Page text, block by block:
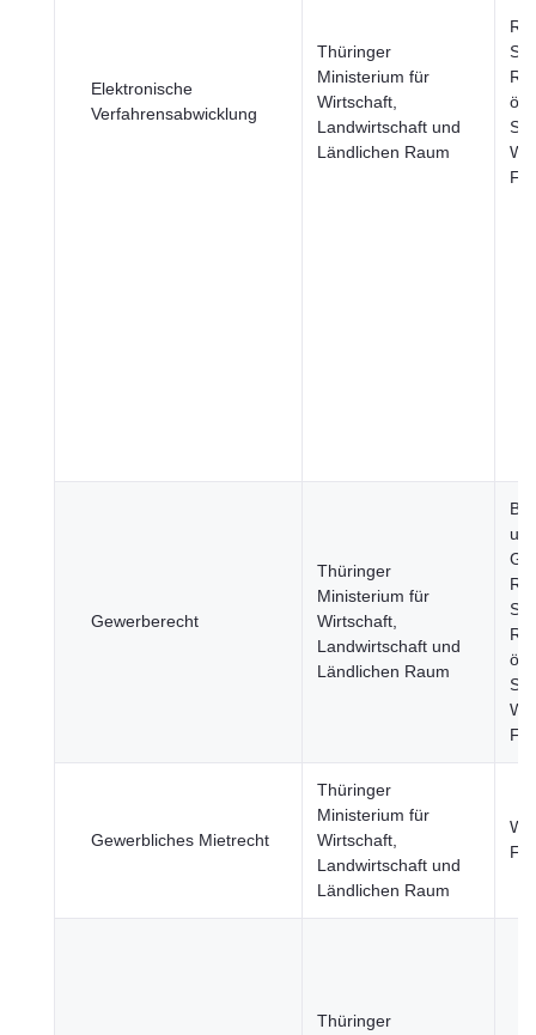
Elektronische
Verfahrensabwicklung
Thüringer
Ministerium für
Wirtschaft,
Landwirtschaft und
Ländlichen Raum
Gewerberecht
Thüringer
Ministerium für
Wirtschaft,
Landwirtschaft und
Ländlichen Raum
Gewerbliches Mietrecht
Thüringer
Ministerium für
Wirtschaft,
Landwirtschaft und
Ländlichen Raum
Thüringer